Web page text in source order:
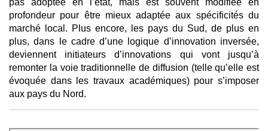
pas adoptée en l’état, mais est souvent modifiée en
profondeur pour être mieux adaptée aux spécificités du
marché local. Plus encore, les pays du Sud, de plus en
plus, dans le cadre d’une logique d’innovation inversée,
deviennent initiateurs d’innovations qui vont jusqu’à
remonter la voie traditionnelle de diffusion (telle qu’elle est
évoquée dans les travaux académiques) pour s’imposer
aux pays du Nord.